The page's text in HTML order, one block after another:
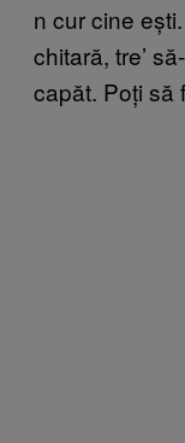
n cur cine
chitară, tre’
capăt. Poți să